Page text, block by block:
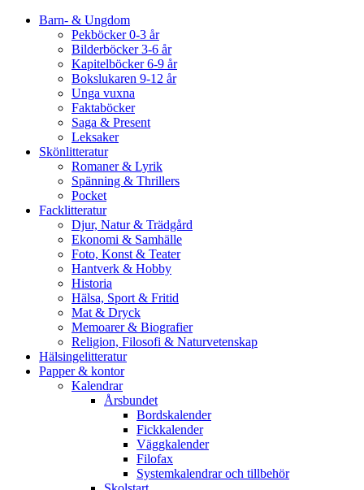
Barn- & Ungdom
Pekböcker 0-3 år
Bilderböcker 3-6 år
Kapitelböcker 6-9 år
Bokslukaren 9-12 år
Unga vuxna
Faktaböcker
Saga & Present
Leksaker
Skönlitteratur
Romaner & Lyrik
Spänning & Thrillers
Pocket
Facklitteratur
Djur, Natur & Trädgård
Ekonomi & Samhälle
Foto, Konst & Teater
Hantverk & Hobby
Historia
Hälsa, Sport & Fritid
Mat & Dryck
Memoarer & Biografier
Religion, Filosofi & Naturvetenskap
Hälsingelitteratur
Papper & kontor
Kalendrar
Årsbundet
Bordskalender
Fickkalender
Väggkalender
Filofax
Systemkalendrar och tillbehör